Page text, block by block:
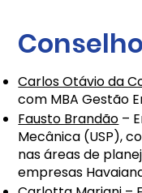
Carlos Otávio da
com MBA Gestão
Fausto Brandão –
Mecânica (USP),
nas áreas de
empresas